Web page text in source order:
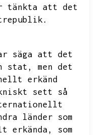
tänkta att det
säga att det
stat,
men det
erkänd
sett så
länder som
erkända,
som